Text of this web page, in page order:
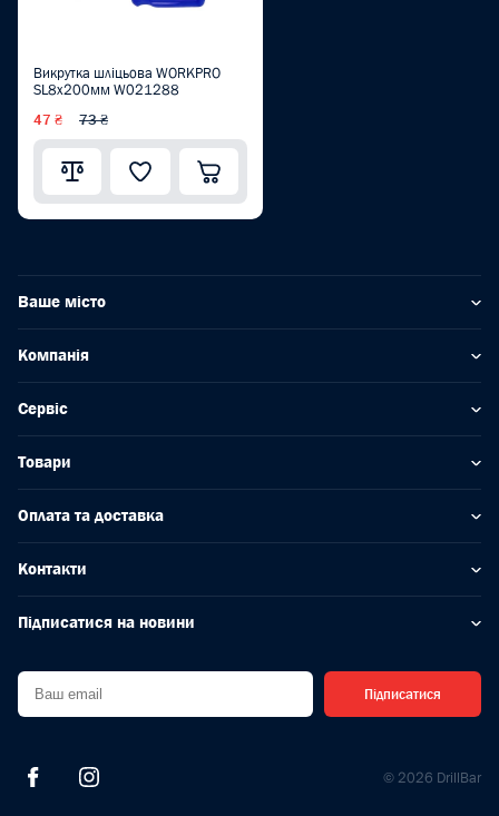
Викрутка шліцьова WORKPRO
SL8x200мм W021288
47 ₴ 73 ₴
Ваше місто
Компанія
Сервіс
Товари
Оплата та доставка
Контакти
Підписатися на новини
Підписатися
© 2026 DrillBar